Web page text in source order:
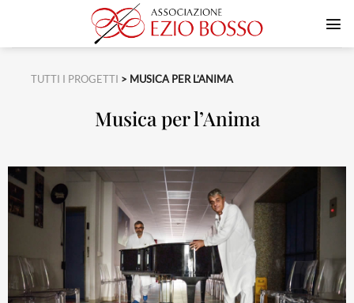
contenuti
TUTTI I PROGETTI > MUSICA PER L’ANIMA
Musica per l’Anima